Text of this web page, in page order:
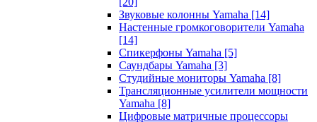
Звуковые колонны Yamaha [14]
Настенные громкоговорители Yamaha
[14]
Спикерфоны Yamaha [5]
Саундбары Yamaha [3]
Студийные мониторы Yamaha [8]
Трансляционные усилители мощности
Yamaha [8]
Цифровые матричные процессоры